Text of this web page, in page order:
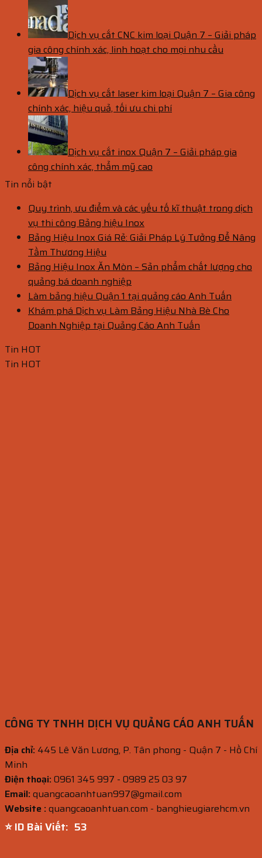
Dịch vụ cắt CNC kim loại Quận 7 – Giải pháp
gia công chính xác, linh hoạt cho mọi nhu cầu
Dịch vụ cắt laser kim loại Quận 7 – Gia công
chính xác, hiệu quả, tối ưu chi phí
Dịch vụ cắt inox Quận 7 – Giải pháp gia
công chính xác, thẩm mỹ cao
Tin nổi bật
Quy trình, ưu điểm và các yếu tố kĩ thuật trong dịch
vụ thi công Bảng hiệu Inox
Bảng Hiệu Inox Giá Rẻ: Giải Pháp Lý Tưởng Để Nâng
Tầm Thương Hiệu
Bảng Hiệu Inox Ăn Mòn – Sản phẩm chất lượng cho
quảng bá doanh nghiệp
Làm bảng hiệu Quận 1 tại quảng cáo Anh Tuấn
Khám phá Dịch vụ Làm Bảng Hiệu Nhà Bè Cho
Doanh Nghiệp tại Quảng Cáo Anh Tuấn
Tin HOT
Tin HOT
CÔNG TY TNHH DỊCH VỤ QUẢNG CÁO ANH TUẤN
Địa chỉ: 445 Lê Văn Lương, P. Tân phong - Quận 7 - Hồ Chí
Minh
Điện thoại:0961 345 997 - 0989 25 03 97
Email:quangcaoanhtuan997@gmail.com
Website :quangcaoanhtuan.com - banghieugiarehcm.vn
⭐ ID Bài Viết: 52